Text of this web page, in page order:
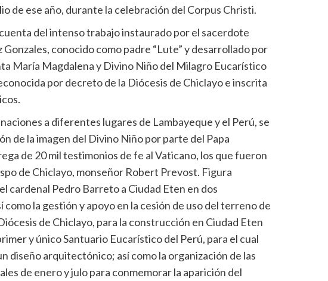
de ese año, durante la celebración del Corpus Christi.
del intenso trabajo instaurado por el sacerdote
conocido como padre “Lute” y desarrollado por
María Magdalena y Divino Niño del Milagro Eucarístico
por decreto de la Diócesis de Chiclayo e inscrita
a diferentes lugares de Lambayeque y el Perú, se
de la imagen del Divino Niño por parte del Papa
de 20 mil testimonios de fe al Vaticano, los que fueron
de Chiclayo, monseñor Robert Prevost. Figura
cardenal Pedro Barreto a Ciudad Eten en dos
como la gestión y apoyo en la cesión de uso del terreno de
de Chiclayo, para la construcción en Ciudad Eten
y único Santuario Eucarístico del Perú, para el cual
diseño arquitectónico; así como la organización de las
de enero y julo para conmemorar la aparición del